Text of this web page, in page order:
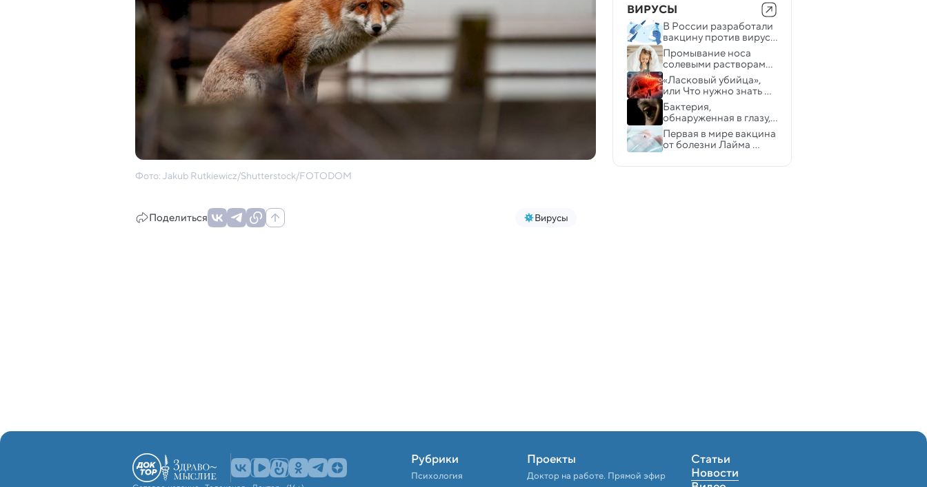
Фото: Jakub Rutkiewicz/Shutterstock/FOTODOM
Поделиться Вирусы
ВИРУСЫ
В России разработали
вакцину против вируса
Марбург
Промывание носа
солевыми растворами
сокращает время
простуды у детей
«Ласковый убийца»,
или Что нужно знать
про гепатит
Бактерия,
обнаруженная в глазу,
может вызывать
болезнь Альцгеймера
Первая в мире вакцина
от болезни Лайма
2027 году
Рубрики
Психология
Проекты
Доктор на работе. Прямой эфир
Статьи
Новости